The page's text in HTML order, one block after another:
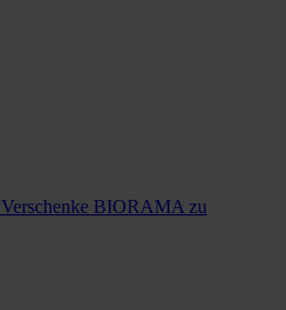
Verschenke BIORAMA zu